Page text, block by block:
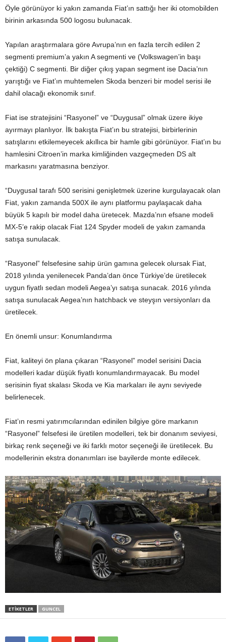
Öyle görünüyor ki yakın zamanda Fiat’ın sattığı her iki otomobilden
birinin arkasında 500 logosu bulunacak.
Yapılan araştırmalara göre Avrupa’nın en fazla tercih edilen 2
segmenti premium’a yakın A segmenti ve (Volkswagen’in başı
çektiği) C segmenti. Bir diğer çıkış yapan segment ise Dacia’nın
yarıştığı ve Fiat’ın muhtemelen Skoda benzeri bir model serisi ile
dahil olacağı ekonomik sınıf.
Fiat ise stratejisini “Rasyonel” ve “Duygusal” olmak üzere ikiye
ayırmayı planlıyor. İlk bakışta Fiat’ın bu stratejisi, birbirlerinin
satışlarını etkilemeyecek akıllıca bir hamle gibi görünüyor. Fiat’ın bu
hamlesini Citroen’in marka kimliğinden vazgeçmeden DS alt
markasını yaratmasına benziyor.
“Duygusal tarafı 500 serisini genişletmek üzerine kurgulayacak olan
Fiat, yakın zamanda 500X ile aynı platformu paylaşacak daha
büyük 5 kapılı bir model daha üretecek. Mazda’nın efsane modeli
MX-5’e rakip olacak Fiat 124 Spyder modeli de yakın zamanda
satışa sunulacak.
“Rasyonel” felsefesine sahip ürün gamına gelecek olursak Fiat,
2018 yılında yenilenecek Panda’dan önce Türkiye’de üretilecek
uygun fiyatlı sedan modeli Aegea’yı satışa sunacak. 2016 yılında
satışa sunulacak Aegea’nın hatchback ve steyşın versiyonları da
üretilecek.
En önemli unsur: Konumlandırma
Fiat, kaliteyi ön plana çıkaran “Rasyonel” model serisini Dacia
modelleri kadar düşük fiyatlı konumlandırmayacak. Bu model
serisinin fiyat skalası Skoda ve Kia markaları ile aynı seviyede
belirlenecek.
Fiat’ın resmi yatırımcılarından edinilen bilgiye göre markanın
“Rasyonel” felsefesi ile üretilen modelleri, tek bir donanım seviyesi,
birkaç renk seçeneği ve iki farklı motor seçeneği ile üretilecek. Bu
modellerinin ekstra donanımları ise bayilerde monte edilecek.
ETIKETLER GUNCEL